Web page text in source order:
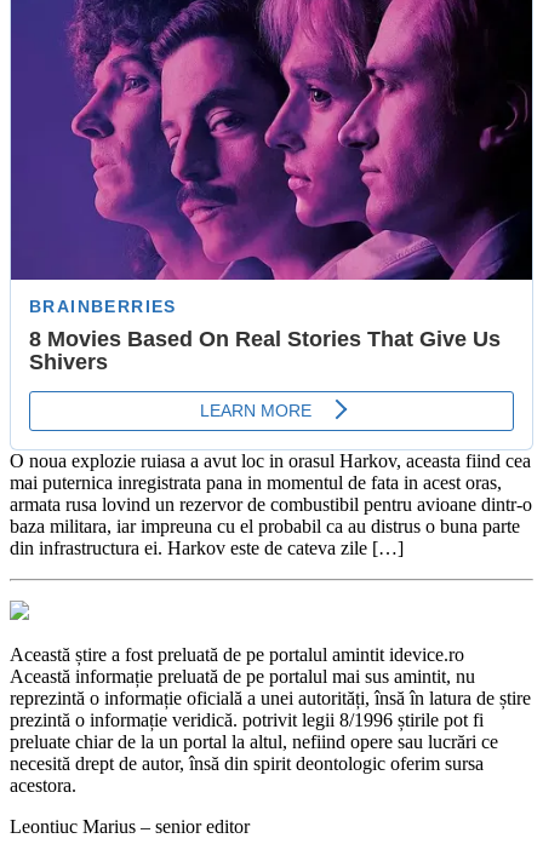
O noua explozie ruiasa a avut loc in orasul Harkov, aceasta fiind cea
mai puternica inregistrata pana in momentul de fata in acest oras,
armata rusa lovind un rezervor de combustibil pentru avioane dintr-o
baza militara, iar impreuna cu el probabil ca au distrus o buna parte
din infrastructura ei. Harkov este de cateva zile […]
Această știre a fost preluată de pe portalul amintit idevice.ro
Această informație preluată de pe portalul mai sus amintit, nu
reprezintă o informație oficială a unei autorități, însă în latura de știre
prezintă o informație veridică. potrivit legii 8/1996 știrile pot fi
preluate chiar de la un portal la altul, nefiind opere sau lucrări ce
necesită drept de autor, însă din spirit deontologic oferim sursa
acestora.
Leontiuc Marius – senior editor